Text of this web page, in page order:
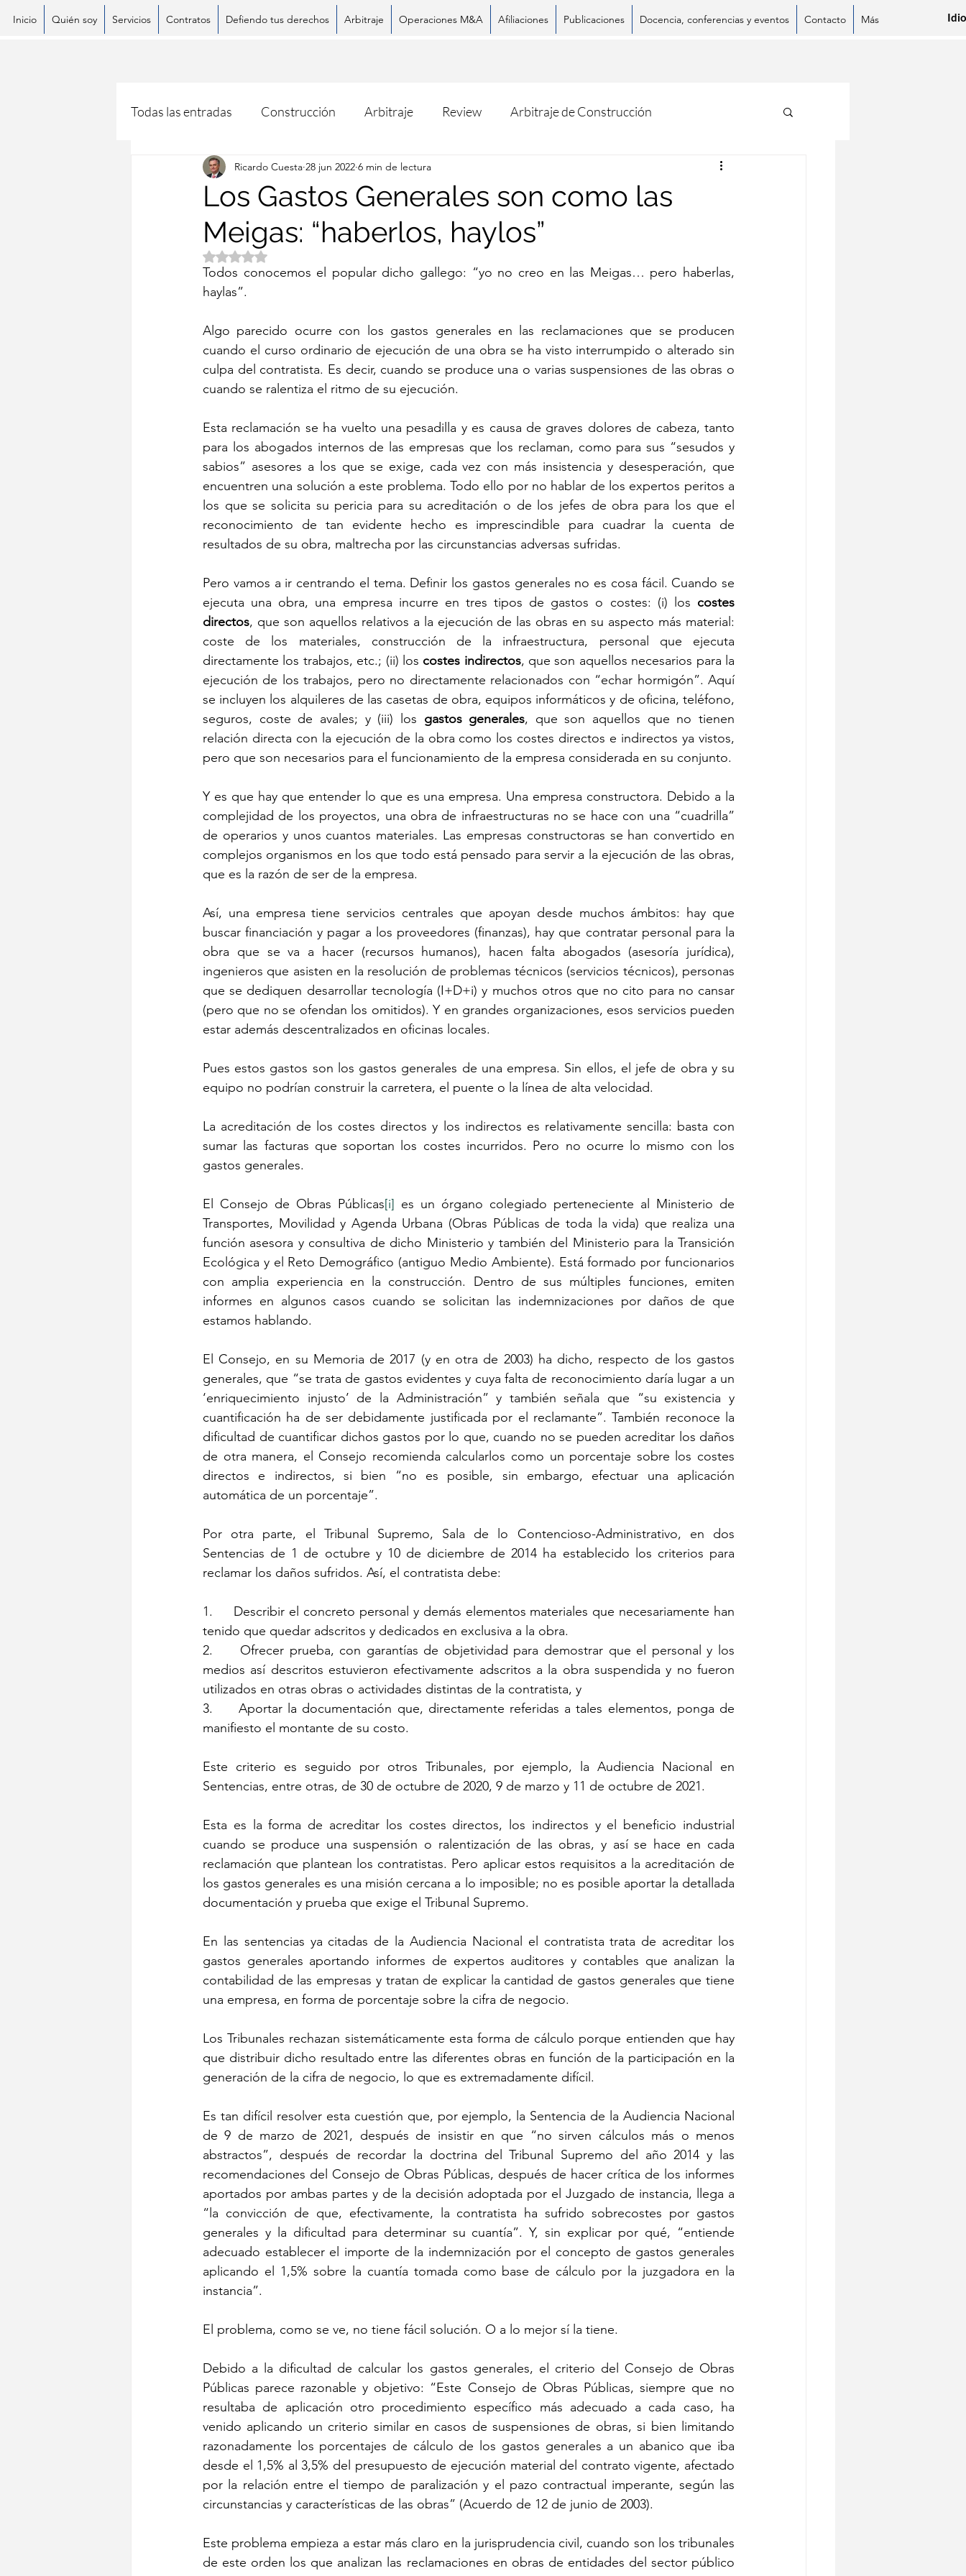
Inicio Quién soy Servicios Contratos Defiendo tus derechos Arbitraje Operaciones M&A Afiliaciones Publicaciones Docencia, conferencias y eventos Contacto Más
WhatsApp
Todas las entradas Construcción Arbitraje Review Arbitraje de Construcción
Los Gastos Generales son como las
Meigas: “haberlos, haylos”
Ricardo Cuesta 28 jun 2022 6 min de lectura
Obtuvo NaN de 5 estrellas.
Todos conocemos el popular dicho gallego: “yo no creo en las Meigas… pero haberlas,
haylas”.
Algo parecido ocurre con los gastos generales en las reclamaciones que se producen
cuando el curso ordinario de ejecución de una obra se ha visto interrumpido o alterado sin
culpa del contratista. Es decir, cuando se produce una o varias suspensiones de las obras o
cuando se ralentiza el ritmo de su ejecución.
Esta reclamación se ha vuelto una pesadilla y es causa de graves dolores de cabeza, tanto
para los abogados internos de las empresas que los reclaman, como para sus “sesudos y
sabios” asesores a los que se exige, cada vez con más insistencia y desesperación, que
encuentren una solución a este problema. Todo ello por no hablar de los expertos peritos a
los que se solicita su pericia para su acreditación o de los jefes de obra para los que el
reconocimiento de tan evidente hecho es imprescindible para cuadrar la cuenta de
resultados de su obra, maltrecha por las circunstancias adversas sufridas.
Pero vamos a ir centrando el tema. Definir los gastos generales no es cosa fácil. Cuando se
ejecuta una obra, una empresa incurre en tres tipos de gastos o costes: (i) los costes
directos, que son aquellos relativos a la ejecución de las obras en su aspecto más material:
coste de los materiales, construcción de la infraestructura, personal que ejecuta
directamente los trabajos, etc.; (ii) los costes indirectos, que son aquellos necesarios para la
ejecución de los trabajos, pero no directamente relacionados con “echar hormigón”. Aquí
se incluyen los alquileres de las casetas de obra, equipos informáticos y de oficina, teléfono,
seguros, coste de avales; y (iii) los gastos generales, que son aquellos que no tienen
relación directa con la ejecución de la obra como los costes directos e indirectos ya vistos,
pero que son necesarios para el funcionamiento de la empresa considerada en su conjunto.
Y es que hay que entender lo que es una empresa. Una empresa constructora. Debido a la
complejidad de los proyectos, una obra de infraestructuras no se hace con una “cuadrilla”
de operarios y unos cuantos materiales. Las empresas constructoras se han convertido en
complejos organismos en los que todo está pensado para servir a la ejecución de las obras,
que es la razón de ser de la empresa.
Así, una empresa tiene servicios centrales que apoyan desde muchos ámbitos: hay que
buscar financiación y pagar a los proveedores (finanzas), hay que contratar personal para la
obra que se va a hacer (recursos humanos), hacen falta abogados (asesoría jurídica),
ingenieros que asisten en la resolución de problemas técnicos (servicios técnicos), personas
que se dediquen desarrollar tecnología (I+D+i) y muchos otros que no cito para no cansar
(pero que no se ofendan los omitidos). Y en grandes organizaciones, esos servicios pueden
estar además descentralizados en oficinas locales.
Pues estos gastos son los gastos generales de una empresa. Sin ellos, el jefe de obra y su
equipo no podrían construir la carretera, el puente o la línea de alta velocidad.
La acreditación de los costes directos y los indirectos es relativamente sencilla: basta con
sumar las facturas que soportan los costes incurridos. Pero no ocurre lo mismo con los
gastos generales.
El Consejo de Obras Públicas[i] es un órgano colegiado perteneciente al Ministerio de
Transportes, Movilidad y Agenda Urbana (Obras Públicas de toda la vida) que realiza una
función asesora y consultiva de dicho Ministerio y también del Ministerio para la Transición
Ecológica y el Reto Demográfico (antiguo Medio Ambiente). Está formado por funcionarios
con amplia experiencia en la construcción. Dentro de sus múltiples funciones, emiten
informes en algunos casos cuando se solicitan las indemnizaciones por daños de que
estamos hablando.
El Consejo, en su Memoria de 2017 (y en otra de 2003) ha dicho, respecto de los gastos
generales, que “se trata de gastos evidentes y cuya falta de reconocimiento daría lugar a un
‘enriquecimiento injusto’ de la Administración” y también señala que “su existencia y
cuantificación ha de ser debidamente justificada por el reclamante”. También reconoce la
dificultad de cuantificar dichos gastos por lo que, cuando no se pueden acreditar los daños
de otra manera, el Consejo recomienda calcularlos como un porcentaje sobre los costes
directos e indirectos, si bien “no es posible, sin embargo, efectuar una aplicación
automática de un porcentaje”.
Por otra parte, el Tribunal Supremo, Sala de lo Contencioso-Administrativo, en dos
Sentencias de 1 de octubre y 10 de diciembre de 2014 ha establecido los criterios para
reclamar los daños sufridos. Así, el contratista debe:
1.     Describir el concreto personal y demás elementos materiales que necesariamente han
tenido que quedar adscritos y dedicados en exclusiva a la obra.
2.     Ofrecer prueba, con garantías de objetividad para demostrar que el personal y los
medios así descritos estuvieron efectivamente adscritos a la obra suspendida y no fueron
utilizados en otras obras o actividades distintas de la contratista, y
3.     Aportar la documentación que, directamente referidas a tales elementos, ponga de
manifiesto el montante de su costo.
Este criterio es seguido por otros Tribunales, por ejemplo, la Audiencia Nacional en
Sentencias, entre otras, de 30 de octubre de 2020, 9 de marzo y 11 de octubre de 2021.
Esta es la forma de acreditar los costes directos, los indirectos y el beneficio industrial
cuando se produce una suspensión o ralentización de las obras, y así se hace en cada
reclamación que plantean los contratistas. Pero aplicar estos requisitos a la acreditación de
los gastos generales es una misión cercana a lo imposible; no es posible aportar la detallada
documentación y prueba que exige el Tribunal Supremo.
En las sentencias ya citadas de la Audiencia Nacional el contratista trata de acreditar los
gastos generales aportando informes de expertos auditores y contables que analizan la
contabilidad de las empresas y tratan de explicar la cantidad de gastos generales que tiene
una empresa, en forma de porcentaje sobre la cifra de negocio.
Los Tribunales rechazan sistemáticamente esta forma de cálculo porque entienden que hay
que distribuir dicho resultado entre las diferentes obras en función de la participación en la
generación de la cifra de negocio, lo que es extremadamente difícil.
Es tan difícil resolver esta cuestión que, por ejemplo, la Sentencia de la Audiencia Nacional
de 9 de marzo de 2021, después de insistir en que “no sirven cálculos más o menos
abstractos”, después de recordar la doctrina del Tribunal Supremo del año 2014 y las
recomendaciones del Consejo de Obras Públicas, después de hacer crítica de los informes
aportados por ambas partes y de la decisión adoptada por el Juzgado de instancia, llega a
“la convicción de que, efectivamente, la contratista ha sufrido sobrecostes por gastos
generales y la dificultad para determinar su cuantía”. Y, sin explicar por qué, “entiende
adecuado establecer el importe de la indemnización por el concepto de gastos generales
aplicando el 1,5% sobre la cuantía tomada como base de cálculo por la juzgadora en la
instancia”.
El problema, como se ve, no tiene fácil solución. O a lo mejor sí la tiene.
Debido a la dificultad de calcular los gastos generales, el criterio del Consejo de Obras
Públicas parece razonable y objetivo: “Este Consejo de Obras Públicas, siempre que no
resultaba de aplicación otro procedimiento específico más adecuado a cada caso, ha
venido aplicando un criterio similar en casos de suspensiones de obras, si bien limitando
razonadamente los porcentajes de cálculo de los gastos generales a un abanico que iba
desde el 1,5% al 3,5% del presupuesto de ejecución material del contrato vigente, afectado
por la relación entre el tiempo de paralización y el pazo contractual imperante, según las
circunstancias y características de las obras” (Acuerdo de 12 de junio de 2003).
Este problema empieza a estar más claro en la jurisprudencia civil, cuando son los tribunales
de este orden los que analizan las reclamaciones en obras de entidades del sector público